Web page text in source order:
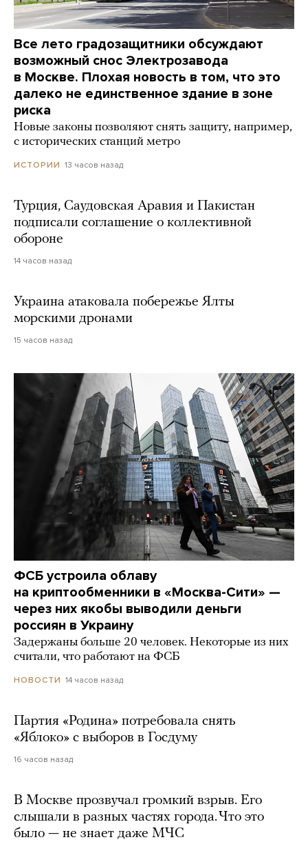
Все лето градозащитники обсуждают
возможный снос Электрозавода
в Москве. Плохая новость в том, что это
далеко не единственное здание в зоне
риска
Новые законы позволяют снять защиту, например,
с исторических станций метро
ИСТОРИИ 13 часов назад
Турция, Саудовская Аравия и Пакистан
подписали соглашение о коллективной
обороне
14 часов назад
Украина атаковала побережье Ялты
морскими дронами
15 часов назад
ФСБ устроила облаву
на криптообменники в «Москва-Сити» —
через них якобы выводили деньги
россиян в Украину
Задержаны больше 20 человек. Некоторые из них
считали, что работают на ФСБ
НОВОСТИ 14 часов назад
Партия «Родина» потребовала снять
«Яблоко» с выборов в Госдуму
16 часов назад
В Москве прозвучал громкий взрыв. Его
слышали в разных частях города. Что это
было — не знает даже МЧС